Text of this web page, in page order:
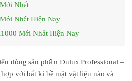
Nhất
Nhất Hiện Nay
Mới Nhất Hiện Nay
dòng sản phẩm Dulux Professional –
với bất kì bề mặt vật liệu nào và